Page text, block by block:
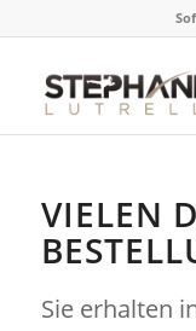
VIELEN
Sie erhalten